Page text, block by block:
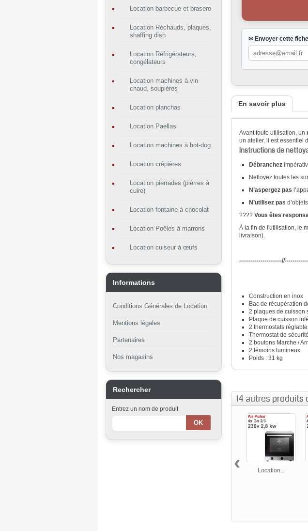
Location barbecue et brasero
Location Réchauds, plaques,
shaffing dish
Location Réfrigérateurs,
congélateurs
Location machines à vin
chaud, soupières
Location planchas
Location Paellas
Location machines à hot-dog
Location crêpières
Location pierrades (pièrres à
cuire)
Location fontaine à chocolat
Location Poêles à marrons
Location cuiseur à œufs
Informations
Conditions Générales de Location
Mentions légales
Partenaires
Nos magasins
Rechercher
Entrez un nom de produit
✉ Envoyer cette
En savoir plus
Avant toute utilisation, un
un atelier, il est essentiel
Instructions de
Débranchez
Nettoyez toutes les
N’aspergez pas
N’utilisez pas
????Vous êtes
À la fin de l'utilisation, le
livraison).
Construction en inox
Bac de récupération
2 plaques de cuisson
Plaque de cuisson
2 thermostats
Thermostat de sécurité
2 boutons Marche /
2 témoins lumineux
Poids : 31 kg
14 autres produits
Location...
‹